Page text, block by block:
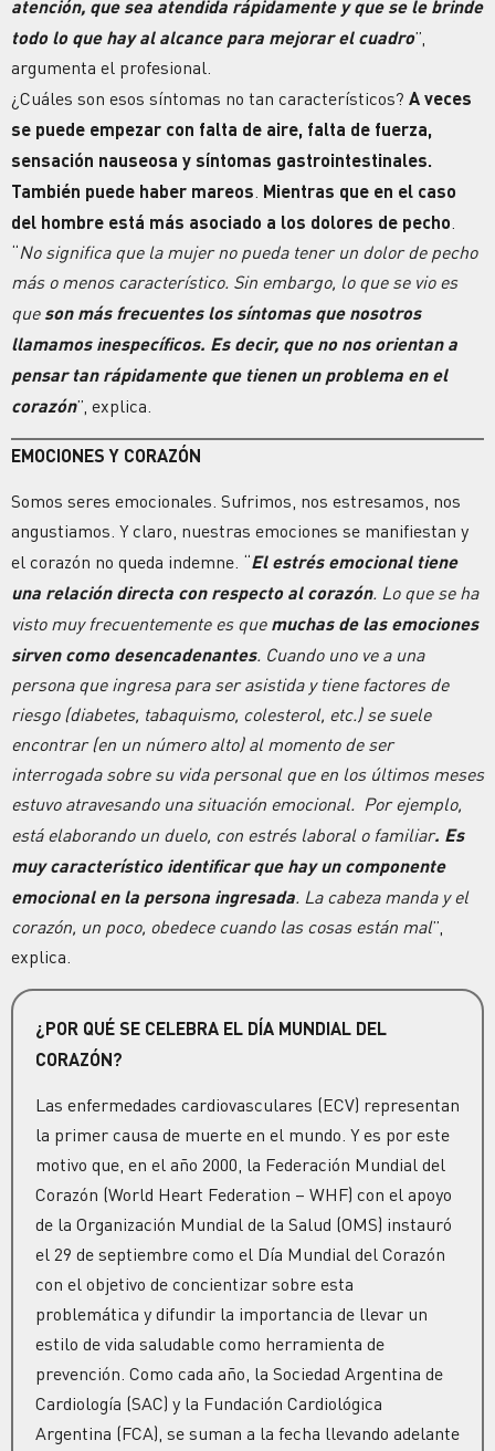
atención, que sea atendida rápidamente y que se le brinde
todo lo que hay al alcance para mejorar el cuadro”,
argumenta el profesional.
¿Cuáles son esos síntomas no tan característicos? A veces
se puede empezar con falta de aire, falta de fuerza,
sensación nauseosa y síntomas gastrointestinales.
También puede haber mareos. Mientras que en el caso
del hombre está más asociado a los dolores de pecho.
“No significa que la mujer no pueda tener un dolor de pecho
más o menos característico. Sin embargo, lo que se vio es
que son más frecuentes los síntomas que nosotros
llamamos inespecíficos. Es decir, que no nos orientan a
pensar tan rápidamente que tienen un problema en el
corazón”, explica.
EMOCIONES Y CORAZÓN
Somos seres emocionales. Sufrimos, nos estresamos, nos
angustiamos. Y claro, nuestras emociones se manifiestan y
el corazón no queda indemne. “El estrés emocional tiene
una relación directa con respecto al corazón. Lo que se ha
visto muy frecuentemente es que muchas de las emociones
sirven como desencadenantes. Cuando uno ve a una
persona que ingresa para ser asistida y tiene factores de
riesgo (diabetes, tabaquismo, colesterol, etc.) se suele
encontrar (en un número alto) al momento de ser
interrogada sobre su vida personal que en los últimos meses
estuvo atravesando una situación emocional. Por ejemplo,
está elaborando un duelo, con estrés laboral o familiar. Es
muy característico identificar que hay un componente
emocional en la persona ingresada. La cabeza manda y el
corazón, un poco, obedece cuando las cosas están mal”,
explica.
¿POR QUÉ SE CELEBRA EL DÍA MUNDIAL DEL
CORAZÓN?
Las enfermedades cardiovasculares (ECV) representan
la primer causa de muerte en el mundo. Y es por este
motivo que, en el año 2000, la Federación Mundial del
Corazón (World Heart Federation – WHF) con el apoyo
de la Organización Mundial de la Salud (OMS) instauró
el 29 de septiembre como el Día Mundial del Corazón
con el objetivo de concientizar sobre esta
problemática y difundir la importancia de llevar un
estilo de vida saludable como herramienta de
prevención. Como cada año, la Sociedad Argentina de
Cardiología (SAC) y la Fundación Cardiológica
Argentina (FCA), se suman a la fecha llevando adelante